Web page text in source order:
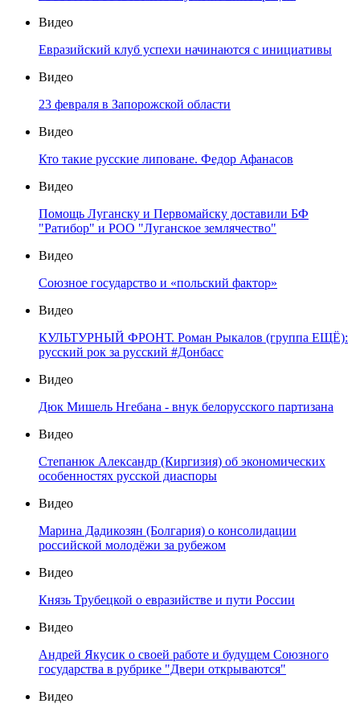
Видео
Евразийский клуб успехи начинаются с инициативы
Видео
23 февраля в Запорожской области
Видео
Кто такие русские липоване. Федор Афанасов
Видео
Помощь Луганску и Первомайску доставили БФ
"Ратибор" и РОО "Луганское землячество"
Видео
Союзное государство и «польский фактор»
Видео
КУЛЬТУРНЫЙ ФРОНТ. Роман Рыкалов (группа ЕЩЁ):
русский рок за русский #Донбасс
Видео
Дюк Мишель Нгебана - внук белорусского партизана
Видео
Степанюк Александр (Киргизия) об экономических
особенностях русской диаспоры
Видео
Марина Дадикозян (Болгария) о консолидации
российской молодёжи за рубежом
Видео
Князь Трубецкой о евразийстве и пути России
Видео
Андрей Якусик о своей работе и будущем Союзного
государства в рубрике "Двери открываются"
Видео